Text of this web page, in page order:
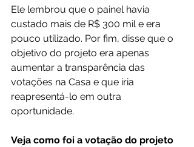
Ele lembrou que o painel havia
custado mais de R$ 300 mil e era
pouco utilizado. Por fim, disse que o
objetivo do projeto era apenas
aumentar a transparência das
votações na Casa e que iria
reapresentá-lo em outra
oportunidade.
Veja como foi a votação do projeto